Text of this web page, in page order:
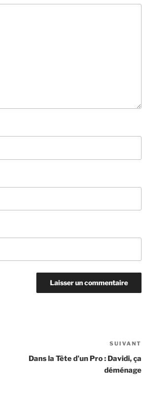
SUIVANT
Dans la Tête d’un Pro : Davidi, ça
déménage